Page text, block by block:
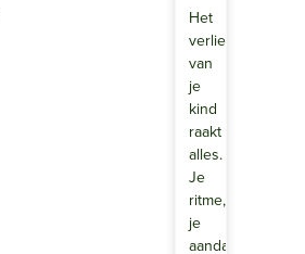
Het
verlies
van
je
kind
raakt
alles.
Je
ritme,
je
aandacht,